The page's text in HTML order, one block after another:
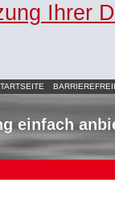
Ihrer
einfach